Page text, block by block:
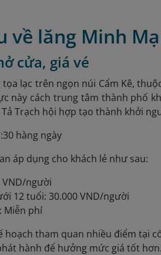
về lăng Minh
cửa, giá vé
tọa lạc trên ngọn núi Cẩm Kê,
này cách trung tâm thành phố
Trạch hội hợp tạo thành khởi
hàng ngày
áp dụng cho khách lẻ như sau:
VND/người
12 tuổi: 30.000 VND/người
Miễn phí
hoạch tham quan nhiều điểm tại
hành để hưởng mức giá tốt hơn.